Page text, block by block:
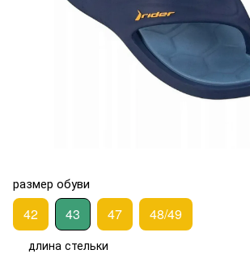
размер обуви
42 43 47 48/49
длина стельки